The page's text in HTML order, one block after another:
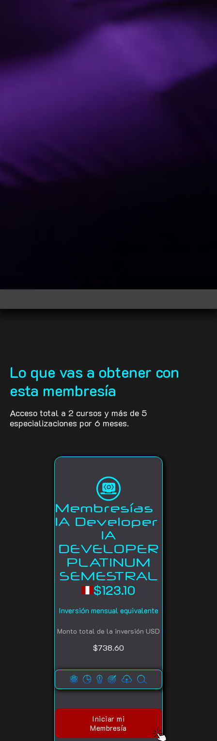
Lo que vas a obtener con
esta membresía
Acceso total a 2 cursos y más de 5
especializaciones por 6 meses.
Membresías
IA Developer
IA
DEVELOPER
PLATINUM
SEMESTRAL
$123.10
Inversión mensual equivalente
Monto total de la inversión USD
$738.60
Iniciar mi
Membresía